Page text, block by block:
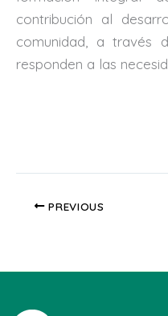
contribución al
comunidad, a través
responden a las
PREVIOUS